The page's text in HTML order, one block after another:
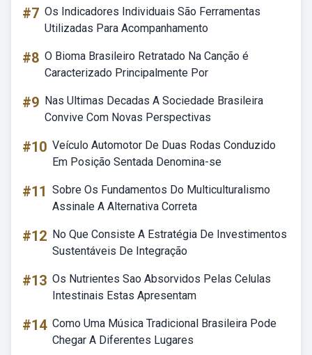
#7 Os Indicadores Individuais São Ferramentas
Utilizadas Para Acompanhamento
#8 O Bioma Brasileiro Retratado Na Canção é
Caracterizado Principalmente Por
#9 Nas Ultimas Decadas A Sociedade Brasileira
Convive Com Novas Perspectivas
#10 Veículo Automotor De Duas Rodas Conduzido
Em Posição Sentada Denomina-se
#11 Sobre Os Fundamentos Do Multiculturalismo
Assinale A Alternativa Correta
#12 No Que Consiste A Estratégia De Investimentos
Sustentáveis De Integração
#13 Os Nutrientes Sao Absorvidos Pelas Celulas
Intestinais Estas Apresentam
#14 Como Uma Música Tradicional Brasileira Pode
Chegar A Diferentes Lugares